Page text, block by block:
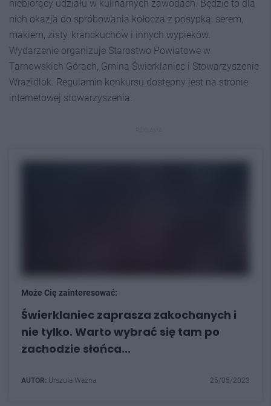
niebiorący udziału w kulinarnych zawodach. Będzie to dla
nich okazja do spróbowania kołocza z posypką, serem,
makiem, zisty, kranckuchów i innych wypieków.
Wydarzenie organizuje Starostwo Powiatowe w
Tarnowskich Górach, Gmina Świerklaniec i Stowarzyszenie
Wrazidlok. Regulamin konkursu dostępny jest na stronie
internetowej stowarzyszenia.
Może Cię zainteresować:
Świerklaniec zaprasza zakochanych i
nie tylko. Warto wybrać się tam po
zachodzie słońca...
AUTOR: Urszula Ważna 25/05/2023